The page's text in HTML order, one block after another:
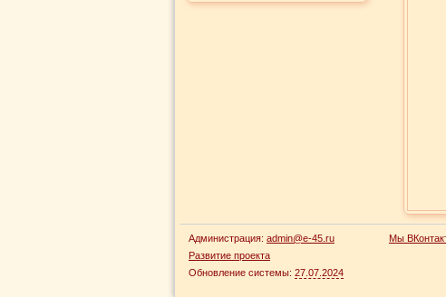
Администрация: admin@e-45.ru
Развитие проекта
Обновление системы: 27.07.2024
Мы